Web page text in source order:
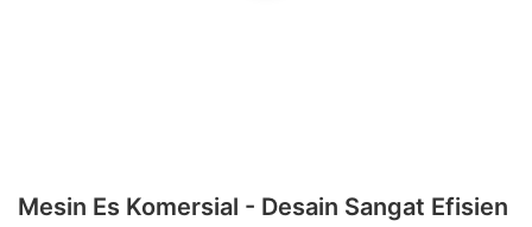
Mesin Es Komersial - Desain Sangat Efisien